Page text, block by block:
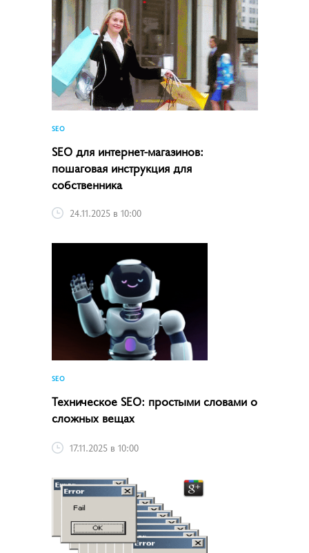
SEO
SEO для интернет-магазинов:
пошаговая инструкция для
собственника
24.11.2025 в 10:00
SEO
Техническое SEO: простыми словами о
сложных вещах
17.11.2025 в 10:00